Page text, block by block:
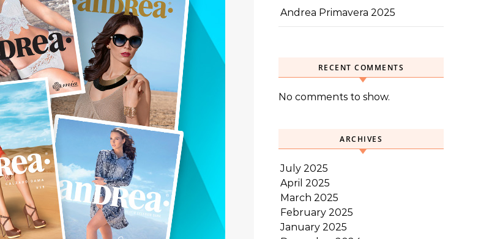
Andrea Primavera 2025
RECENT COMMENTS
No comments to show.
ARCHIVES
July 2025
April 2025
March 2025
February 2025
January 2025